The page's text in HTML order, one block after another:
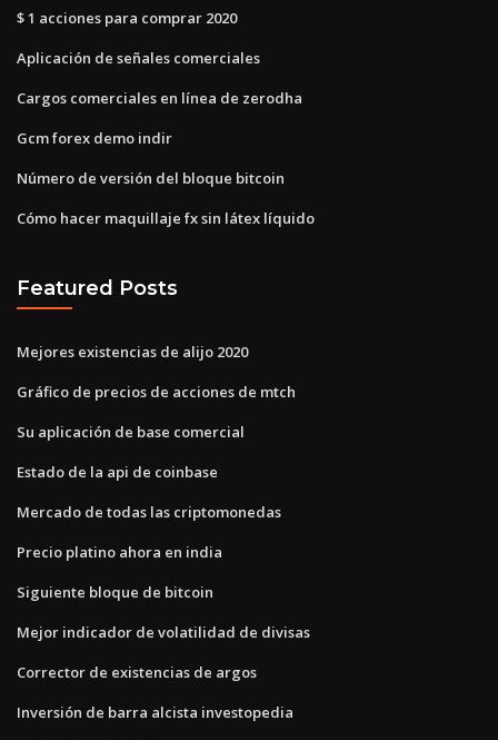
$ 1 acciones para comprar 2020
Aplicación de señales comerciales
Cargos comerciales en línea de zerodha
Gcm forex demo indir
Número de versión del bloque bitcoin
Cómo hacer maquillaje fx sin látex líquido
Featured Posts
Mejores existencias de alijo 2020
Gráfico de precios de acciones de mtch
Su aplicación de base comercial
Estado de la api de coinbase
Mercado de todas las criptomonedas
Precio platino ahora en india
Siguiente bloque de bitcoin
Mejor indicador de volatilidad de divisas
Corrector de existencias de argos
Inversión de barra alcista investopedia